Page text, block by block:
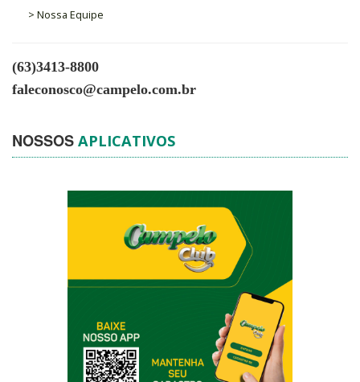
> Nossa Equipe
(63)3413-8800
faleconosco@campelo.com.br
NOSSOS APLICATIVOS